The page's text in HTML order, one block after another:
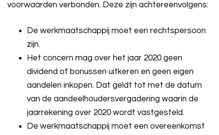
voorwaarden verbonden. Deze zijn achtereenvolgens:
De werkmaatschappij moet een rechtspersoon
zijn.
Het concern mag over het jaar 2020 geen
dividend of bonussen uitkeren en geen eigen
aandelen inkopen. Dat geldt tot met de datum
van de aandeelhoudersvergadering waarin de
jaarrekening over 2020 wordt vastgesteld.
De werkmaatschappij moet een overeenkomst